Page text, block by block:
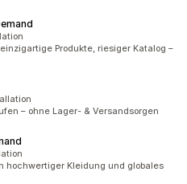
Produkte, riesiger Katalog –
– ohne Lager- & Versandsorgen
hochwertiger Kleidung und globales